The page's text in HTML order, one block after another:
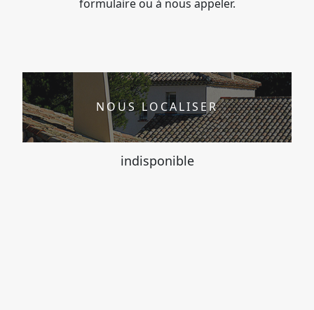
formulaire ou à nous appeler.
NOUS LOCALISER
indisponible